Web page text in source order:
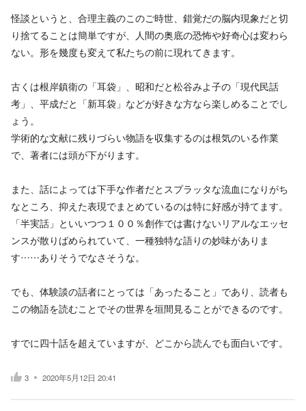
怪談というと、合理主義のこのご時世、錯覚だの脳内現象だと切
り捨てることは簡単ですが、人間の奥底の恐怖や好奇心は変わら
ない。形を幾度も変えて私たちの前に現れてきます。
古くは根岸鎮衛の「耳袋」、昭和だと松谷みよ子の「現代民話
考」、平成だと「新耳袋」などが好きな方なら楽しめることでし
ょう。
学術的な文献に残りづらい物語を収集するのは根気のいる作業
で、著者には頭が下がります。
また、話によっては下手な作者だとスプラッタな流血になりがち
なところ、抑えた表現でまとめているのは特に好感が持てます。
「半実話」といいつつ１００％創作では書けないリアルなエッセ
ンスが散りばめられていて、一種独特な語りの妙味がありま
す……ありそうでなさそうな。
でも、体験談の話者にとっては「あったること」であり、読者も
この物語を読むことでその世界を垣間見ることができるのです。
すでに四十話を超えていますが、どこから読んでも面白いです。
3 2020年5月12日 20:41